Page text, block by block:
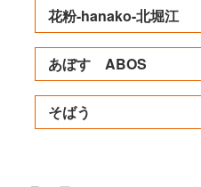
花粉-hanako-北堀江
あぼす ABOS
そばう